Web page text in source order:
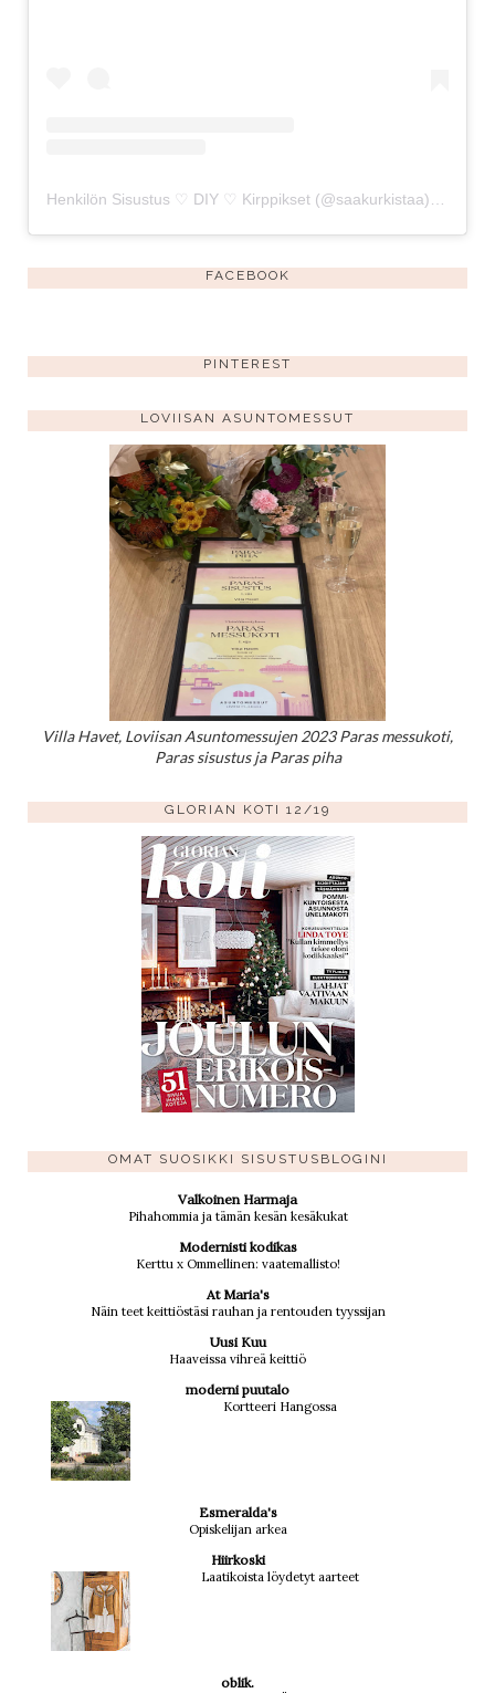
FACEBOOK
PINTEREST
LOVIISAN ASUNTOMESSUT
Villa Havet, Loviisan Asuntomessujen 2023 Paras messukoti,
Paras sisustus ja Paras piha
GLORIAN KOTI 12/19
OMAT SUOSIKKI SISUSTUSBLOGINI
Valkoinen Harmaja
Pihahommia ja tämän kesän kesäkukat
Modernisti kodikas
Kerttu x Ommellinen: vaatemallisto!
At Maria's
Näin teet keittiöstäsi rauhan ja rentouden tyyssijan
Uusi Kuu
Haaveissa vihreä keittiö
moderni puutalo
Kortteeri Hangossa
Esmeralda's
Opiskelijan arkea
Hiirkoski
Laatikoista löydetyt aarteet
oblik.